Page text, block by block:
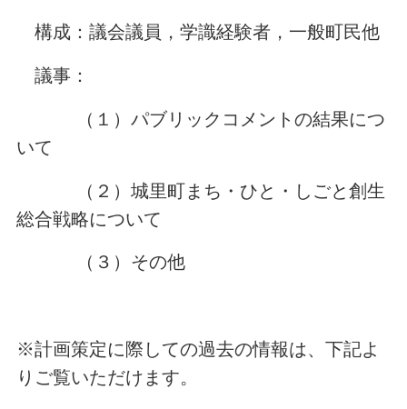
構成：議会議員，学識経験者，一般町民他
議事：
（１）パブリックコメントの結果につ
いて
（２）城里町まち・ひと・しごと創生
総合戦略について
（３）その他
※計画策定に際しての過去の情報は、下記よ
りご覧いただけます。